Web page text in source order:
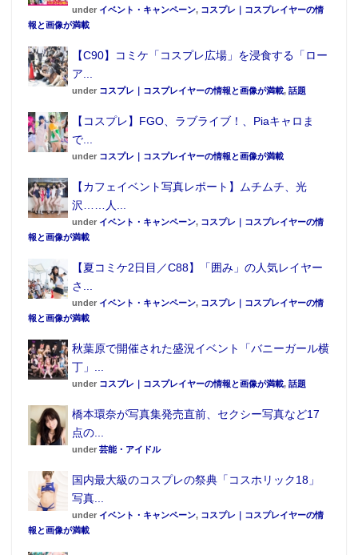
under イベント・キャンペーン, コスプレ｜コスプレイヤーの情
報と画像が満載
【C90】コミケ「コスプレ広場」を浸食する「ロー
ア...
under コスプレ｜コスプレイヤーの情報と画像が満載, 話題
【コスプレ】FGO、ラブライブ！、Piaキャロま
で...
under コスプレ｜コスプレイヤーの情報と画像が満載
【カフェイベント写真レポート】ムチムチ、光
沢……人...
under イベント・キャンペーン, コスプレ｜コスプレイヤーの情
報と画像が満載
【夏コミケ2日目／C88】「囲み」の人気レイヤー
さ...
under イベント・キャンペーン, コスプレ｜コスプレイヤーの情
報と画像が満載
秋葉原で開催された盛況イベント「バニーガール横
丁」...
under コスプレ｜コスプレイヤーの情報と画像が満載, 話題
橋本環奈が写真集発売直前、セクシー写真など17
点の...
under 芸能・アイドル
国内最大級のコスプレの祭典「コスホリック18」
写真...
under イベント・キャンペーン, コスプレ｜コスプレイヤーの情
報と画像が満載